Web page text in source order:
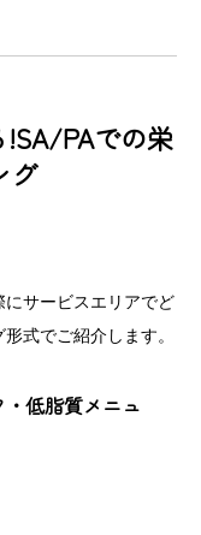
PAでの栄
グ
サービスエリアでど
式でご紹介します。
低脂質メニュ